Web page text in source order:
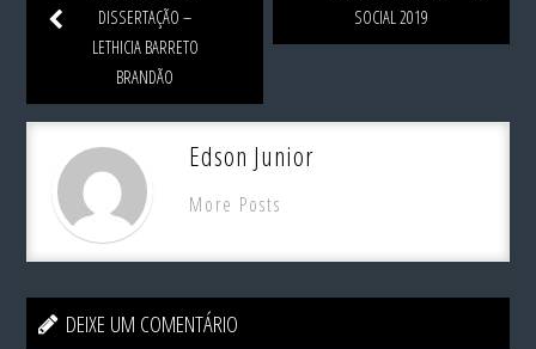
DISSERTAÇÃO –
LETHICIA BARRETO
BRANDÃO
SOCIAL 2019
Edson Junior
More Posts
DEIXE UM COMENTÁRIO